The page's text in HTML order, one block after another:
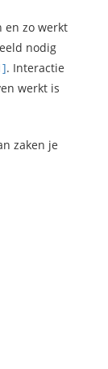
en zo werkt
nodig
. Interactie
werkt is
zaken je